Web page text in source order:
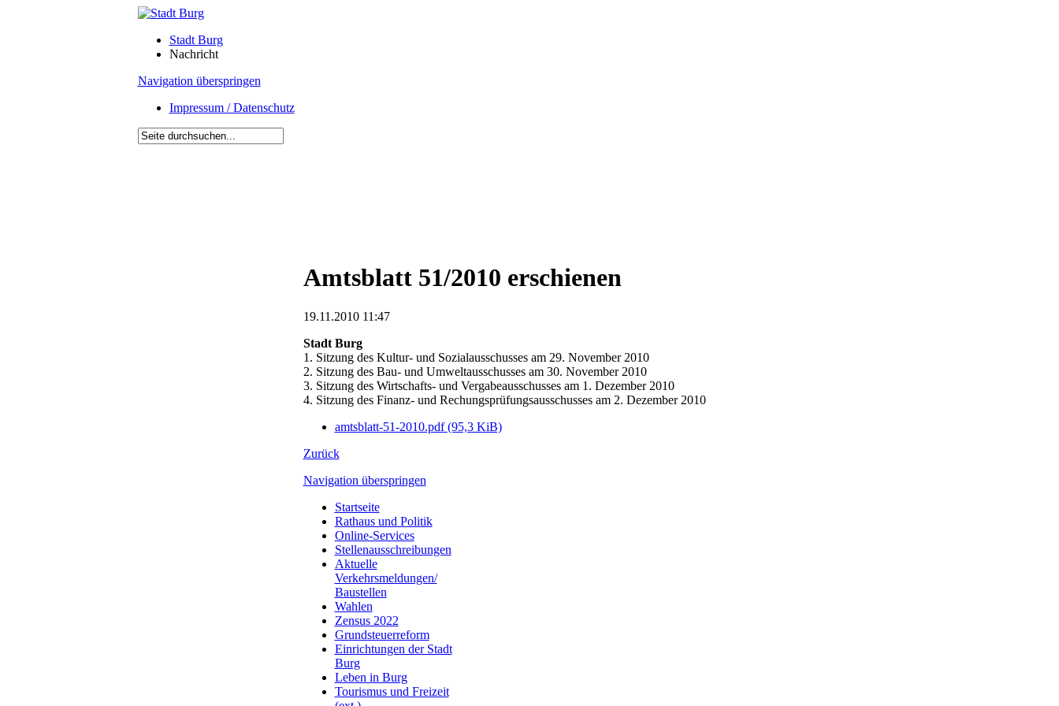
Stadt Burg
Nachricht
Navigation überspringen
Impressum / Datenschutz
Amtsblatt 51/2010 erschienen
19.11.2010 11:47
Stadt Burg
1. Sitzung des Kultur- und Sozialausschusses am 29. November 2010
2. Sitzung des Bau- und Umweltausschusses am 30. November 2010
3. Sitzung des Wirtschafts- und Vergabeausschusses am 1. Dezember 2010
4. Sitzung des Finanz- und Rechungsprüfungsausschusses am 2. Dezember 2010
amtsblatt-51-2010.pdf(95,3 KiB)
Zurück
Navigation überspringen
Startseite
Rathaus und Politik
Online-Services
Stellenausschreibungen
Aktuelle
Verkehrsmeldungen/
Baustellen
Wahlen
Zensus 2022
Grundsteuerreform
Einrichtungen der Stadt
Burg
Leben in Burg
Tourismus und Freizeit